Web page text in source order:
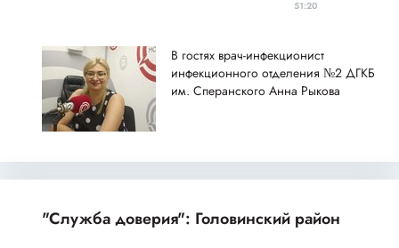
51:20
В гостях врач-инфекционист
инфекционного отделения №2 ДГКБ
им. Сперанского Анна Рыкова
"Служба доверия": Головинский район